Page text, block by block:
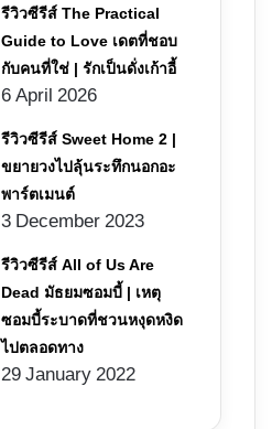
รีวิวซีรีส์ The Practical
Guide to Love เดตที่ชอบ
กับคนที่ใช่ | รักเป็นดั่งเก้าอี้
6 April 2026
รีวิวซีรีส์ Sweet Home 2 |
ขยายวงไปลุ้นระทึกนอกอะ
พาร์ตเมนต์
3 December 2023
รีวิวซีรีส์ All of Us Are
Dead มัธยมซอมบี้ | เหตุ
ซอมบี้ระบาดที่ชวนหงุดหงิด
ไปตลอดทาง
29 January 2022